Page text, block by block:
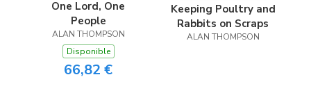
One Lord, One
People
ALAN THOMPSON
Disponible
66,82 €
Keeping Poultry and
Rabbits on Scraps
ALAN THOMPSON